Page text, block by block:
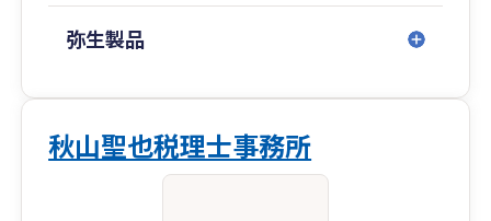
弥生製品
秋山聖也税理士事務所